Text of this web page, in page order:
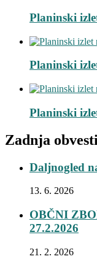
Planinski
Planinski
Planinski
Zadnja
Daljnogled
13. 6. 2026
OBČNI
27.2.2026
21. 2. 2026